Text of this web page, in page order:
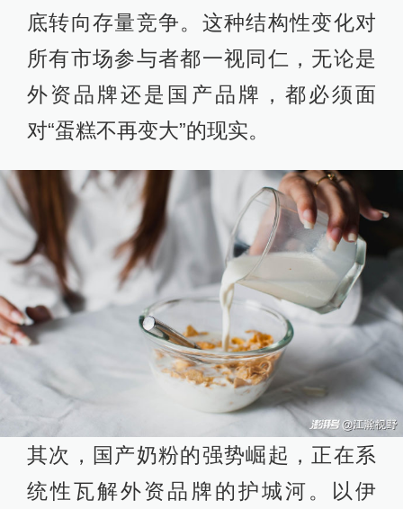
底转向存量竞争。这种结构性变化对
所有市场参与者都一视同仁，无论是
外资品牌还是国产品牌，都必须面
对“蛋糕不再变大”的现实。
其次，国产奶粉的强势崛起，正在系
统性瓦解外资品牌的护城河。以伊